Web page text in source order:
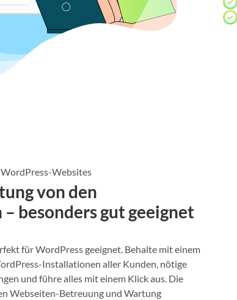
Websites
von den
besonders gut geeignet
für WordPress geeignet. Behalte mit einem
Installationen aller Kunden, nötige
und führe alles mit einem Klick aus. Die
Webseiten-Betreuung und Wartung